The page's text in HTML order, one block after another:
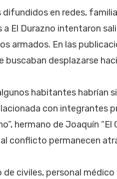
en redes,
a El Durazno intentaron
armados. En las
buscaban desplazarse
habitantes habrían
con integrantes
hermano de Joaquín
conflicto permanecen
civiles, personal